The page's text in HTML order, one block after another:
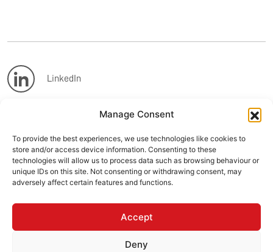
Manage Consent
To provide the best experiences, we use technologies like cookies to
store and/or access device information. Consenting to these
technologies will allow us to process data such as browsing behaviour or
unique IDs on this site. Not consenting or withdrawing consent, may
adversely affect certain features and functions.
Accept
Deny
LinkedIn
Instagram